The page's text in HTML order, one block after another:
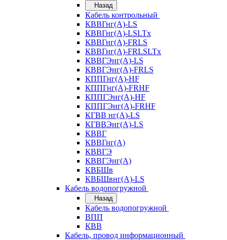
Назад
Кабель контрольный
КВВГнг(А)-LS
КВВГнг(А)-LSLTx
КВВГнг(А)-FRLS
КВВГнг(А)-FRLSLTx
КВВГЭнг(А)-LS
КВВГЭнг(А)-FRLS
КППГнг(А)-HF
КППГнг(А)-FRHF
КППГЭнг(А)-HF
КППГЭнг(А)-FRHF
КГВВ нг(А)-LS
КГВВЭнг(А)-LS
КВВГ
КВВГнг(А)
КВВГЭ
КВВГЭнг(А)
КВБШв
КВБШвнг(А)-LS
Кабель водопогружной
Назад
Кабель водопогружной
ВПП
КВВ
Кабель, провод информационный